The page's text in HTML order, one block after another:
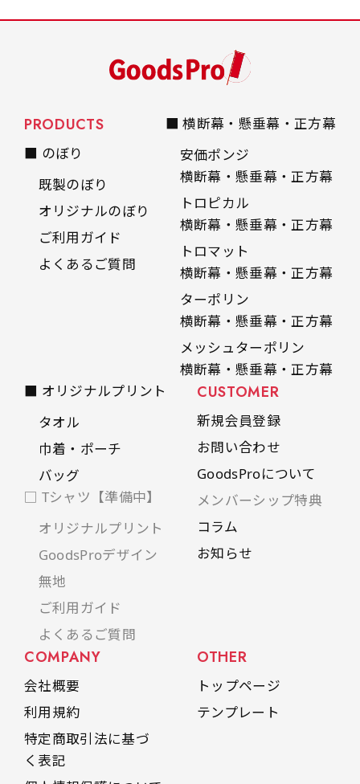
PRODUCTS
■ のぼり
既製のぼり
オリジナルのぼり
ご利用ガイド
よくあるご質問
■ 横断幕・懸垂幕・正方幕
安価ポンジ
横断幕・懸垂幕・正方幕
トロピカル
横断幕・懸垂幕・正方幕
トロマット
横断幕・懸垂幕・正方幕
ターポリン
横断幕・懸垂幕・正方幕
メッシュターポリン
横断幕・懸垂幕・正方幕
■ オリジナルプリント
タオル
巾着・ポーチ
バッグ
□ Tシャツ【準備中】
オリジナルプリント
GoodsProデザイン
無地
ご利用ガイド
よくあるご質問
CUSTOMER
新規会員登録
お問い合わせ
GoodsProについて
メンバーシップ特典
コラム
お知らせ
COMPANY
会社概要
利用規約
特定商取引法に基づ
く表記
OTHER
トップページ
テンプレート